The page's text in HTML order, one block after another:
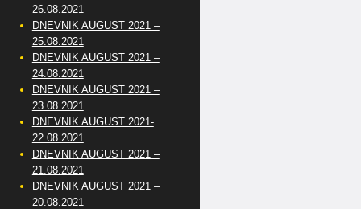
26.08.2021
DNEVNIK AUGUST 2021 –
25.08.2021
DNEVNIK AUGUST 2021 –
24.08.2021
DNEVNIK AUGUST 2021 –
23.08.2021
DNEVNIK AUGUST 2021-
22.08.2021
DNEVNIK AUGUST 2021 –
21.08.2021
DNEVNIK AUGUST 2021 –
20.08.2021